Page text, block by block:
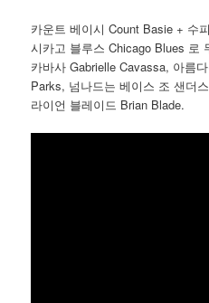
카운트 베이시 Count Basie + 수
시카고 블루스 Chicago Blues 로
카바사 Gabrielle Cavassa, 아름
Parks, 넘나드는 베이스 조 샌더
라이언 블레이드 Brian Blade.